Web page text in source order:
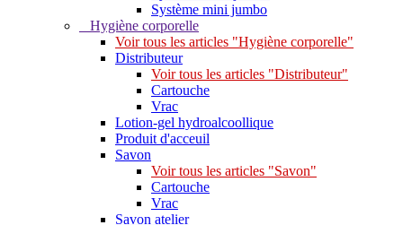
Système mini jumbo
Hygiène corporelle
Voir tous les articles "Hygiène corporelle"
Distributeur
Voir tous les articles "Distributeur"
Cartouche
Vrac
Lotion-gel hydroalcoollique
Produit d'acceuil
Savon
Voir tous les articles "Savon"
Cartouche
Vrac
Savon atelier